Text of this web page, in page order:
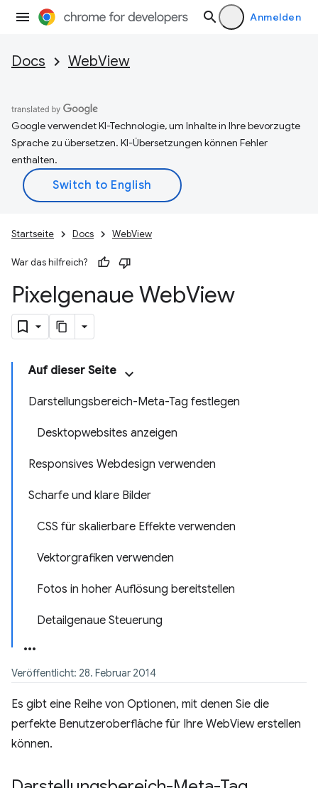
Anmelden
Docs WebView
Google verwendet KI-Technologie, um Inhalte in Ihre bevorzugte
Sprache zu übersetzen. KI-Übersetzungen können Fehler
enthalten.
Startseite Docs WebView
War das hilfreich?
Pixelgenaue WebView
Auf dieser Seite
Darstellungsbereich-Meta-Tag festlegen
Desktopwebsites anzeigen
Responsives Webdesign verwenden
Scharfe und klare Bilder
CSS für skalierbare Effekte verwenden
Vektorgrafiken verwenden
Fotos in hoher Auflösung bereitstellen
Detailgenaue Steuerung
Veröffentlicht: 28. Februar 2014
Es gibt eine Reihe von Optionen, mit denen Sie die
perfekte Benutzeroberfläche für Ihre WebView erstellen
können.